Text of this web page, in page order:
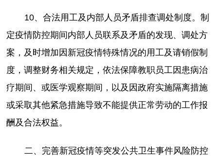
10、合法用工及内部人员矛盾排查调处制度。制
定疫情防控期间内部人员联系及矛盾的发现、调处方
案，及时增加因新冠疫情特殊情况的用工及请销假制
度，调整财务相关规定，依法保障教职员工因患病治
疗期间、或医学观察期间，以及因政府实施隔离措施
或采取其他紧急措施导致不能提供正常劳动的工作报
酬及合法权益。
二、完善新冠疫情等突发公共卫生事件风险防控